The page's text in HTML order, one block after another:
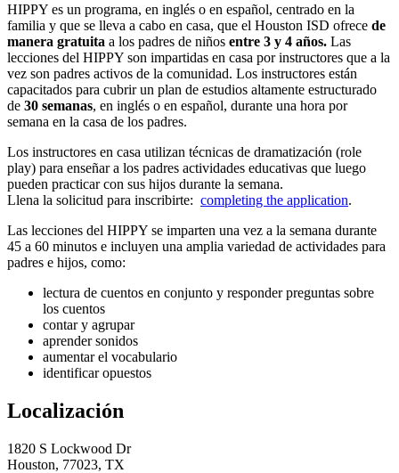
HIPPY es un programa, en inglés o en español, centrado en la
familia y que se lleva a cabo en casa, que el Houston ISD ofrece de
manera gratuita a los padres de niños entre 3 y 4 años. Las
lecciones del HIPPY son impartidas en casa por instructores que a la
vez son padres activos de la comunidad. Los instructores están
capacitados para cubrir un plan de estudios altamente estructurado
de 30 semanas, en inglés o en español, durante una hora por
semana en la casa de los padres.
Los instructores en casa utilizan técnicas de dramatización (role
play) para enseñar a los padres actividades educativas que luego
pueden practicar con sus hijos durante la semana.
Llena la solicitud para inscribirte: completing the application.
Las lecciones del HIPPY se imparten una vez a la semana durante
45 a 60 minutos e incluyen una amplia variedad de actividades para
padres e hijos, como:
lectura de cuentos en conjunto y responder preguntas sobre
los cuentos
contar y agrupar
aprender sonidos
aumentar el vocabulario
identificar opuestos
Localización
1820 S Lockwood Dr
Houston, 77023, TX